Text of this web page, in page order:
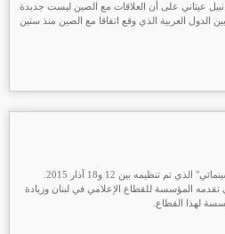
عيتاني على أن العلاقات مع الصين ليست جديدة
الدول العربية الذي وقع اتفاقا مع الصين منذ ستين
تقدمه المؤسسة للقطاع الإعلامي في لبنان وزيادة
لهذا القطاع.